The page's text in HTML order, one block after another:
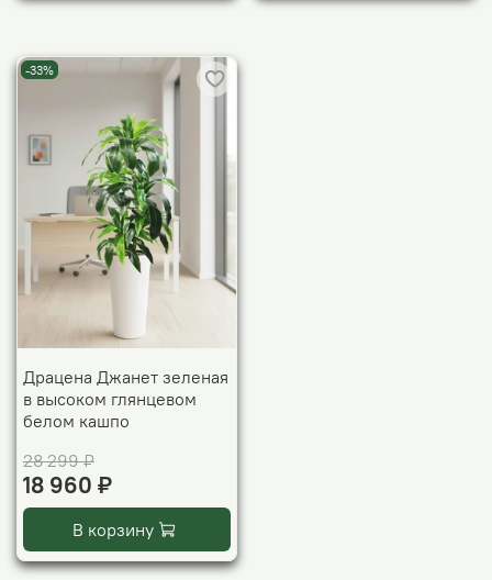
-33%
Драцена Джанет зеленая
в высоком глянцевом
белом кашпо
28 299 ₽
18 960 ₽
В корзину